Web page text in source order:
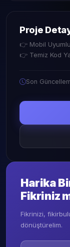
Proje
👉 Mobil
👉 Temiz Kod
Son
Harika
Fikriniz
Fikrinizi,
dönüştürelim.